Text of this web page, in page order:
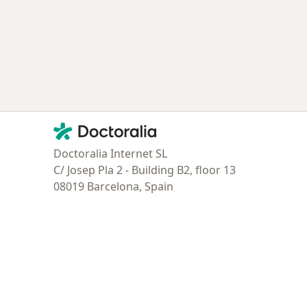
Contacto
Doctoralia - Página de inicio
Doctoralia Internet SL
C/ Josep Pla 2 - Building B2, floor 13
08019 Barcelona, Spain